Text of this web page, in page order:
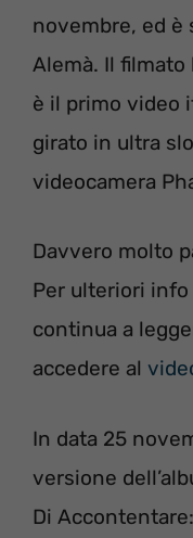
novembre, ed è
Alemà. Il
è il primo video
girato in ultra
videocamera
Davvero molto
Per ulteriori
continua a
accedere al
In data 25
versione
Di